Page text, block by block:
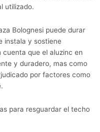
utilizado.
Bolognesi puede durar
instala y sostiene
que el aluzinc en
y duradero, mas como
por factores como
para resguardar el techo